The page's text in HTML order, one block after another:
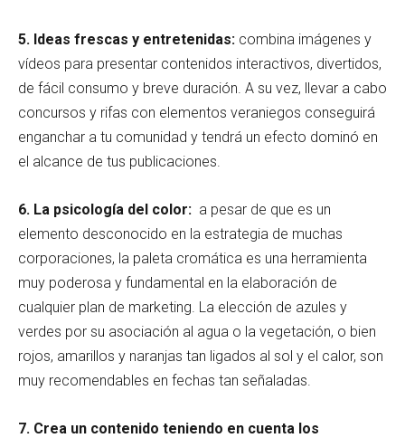
5. Ideas frescas y entretenidas: combina imágenes y
vídeos para presentar contenidos interactivos, divertidos,
de fácil consumo y breve duración. A su vez, llevar a cabo
concursos y rifas con elementos veraniegos conseguirá
enganchar a tu comunidad y tendrá un efecto dominó en
el alcance de tus publicaciones.
6. La psicología del color: a pesar de que es un
elemento desconocido en la estrategia de muchas
corporaciones, la paleta cromática es una herramienta
muy poderosa y fundamental en la elaboración de
cualquier plan de marketing. La elección de azules y
verdes por su asociación al agua o la vegetación, o bien
rojos, amarillos y naranjas tan ligados al sol y el calor, son
muy recomendables en fechas tan señaladas.
7. Crea un contenido teniendo en cuenta los